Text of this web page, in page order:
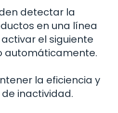
detectar la
en una línea
el siguiente
automáticamente.
la eficiencia y
inactividad.